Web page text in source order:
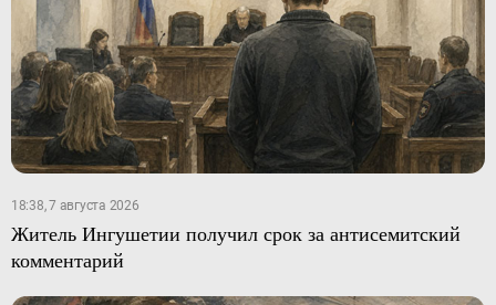
18:38, 7 августа 2026
Житель Ингушетии получил срок за антисемитский
комментарий